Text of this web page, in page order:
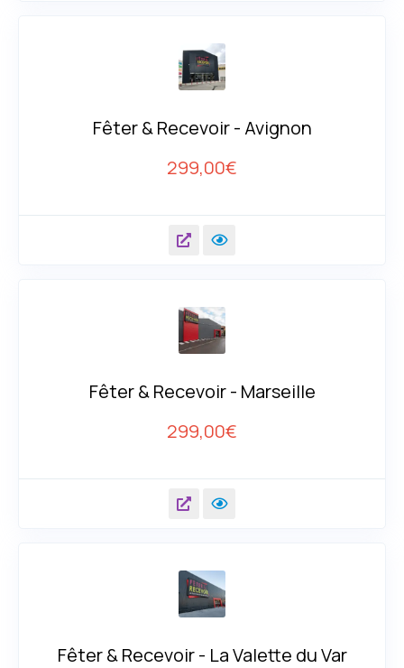
Fêter & Recevoir - Avignon
299,00€
Fêter & Recevoir - Marseille
299,00€
Fêter & Recevoir - La Valette du Var